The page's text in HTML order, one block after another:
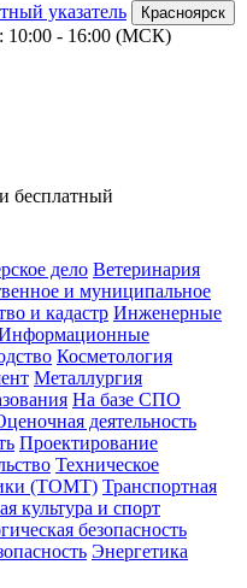
указатель Красноярск
- 16:00 (МСК)
бесплатный
дело Ветеринария
и муниципальное
и кадастр Инженерные
Косметология
Металлургия
На базе СПО
деятельность
Проектирование
Техническое
(ТОМТ) Транспортная
культура и спорт
безопасность
Энергетика